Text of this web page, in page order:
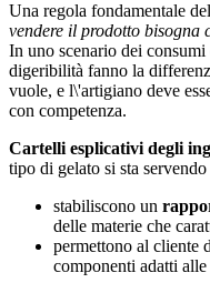
Una regola fondamentale
vendere il prodotto bisogna
In uno scenario dei
digeribilità fanno la
vuole, e l\'artigiano deve
con competenza.
Cartelli esplicativi degli
tipo di gelato si sta
stabiliscono un
delle materie che
permettono al cliente
componenti adatti alle